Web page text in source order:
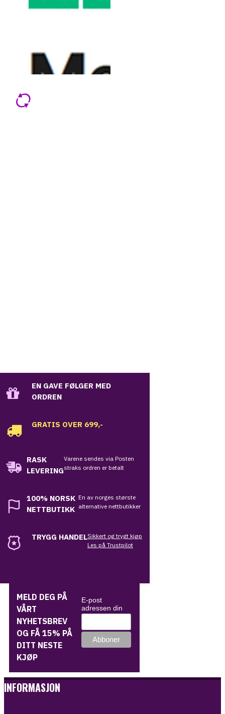
EN GAVE FØLGER MED
ORDREN
GRATIS OVER 699,-
RASK
LEVERING
Varene sendes via Posten
straks ordren er betalt
100% NORSK
NETTBUTIKK
En av norges største
alternative nettbutikker
TRYGG HANDELSikkert og trygt kjøp
Les på Trustpilot
MELD DEG PÅ
VÅRT
NYHETSBREV
OG FÅ 15% PÅ
DITT NESTE
KJØP
E-post
adressen din
INFORMASJON